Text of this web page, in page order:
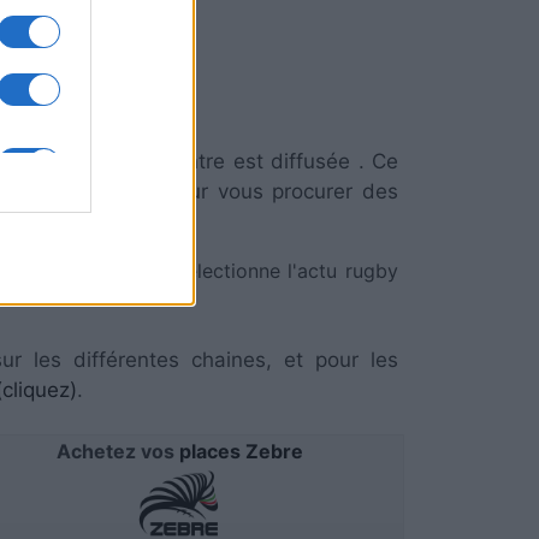
si la rencontre est diffusée . Ce
Mai à 13h45. Pour vous procurer des
qui sélectionne l'actu rugby
les différentes chaines, et pour les
.
Achetez vos places Zebre